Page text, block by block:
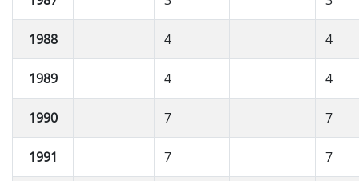
1988 4 4
1989 4 4
1990 7 7
1991 7 7